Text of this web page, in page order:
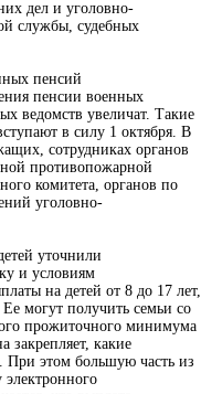
дел и уголовно-
службы, судебных
пенсий
пенсии военных
ведомств увеличат. Такие
в силу 1 октября. В
сотрудниках органов
противопожарной
комитета, органов по
уголовно-
уточнили
и условиям
на детей от 8 до 17 лет,
Ее могут получить семьи со
прожиточного минимума
закрепляет, какие
этом большую часть из
электронного